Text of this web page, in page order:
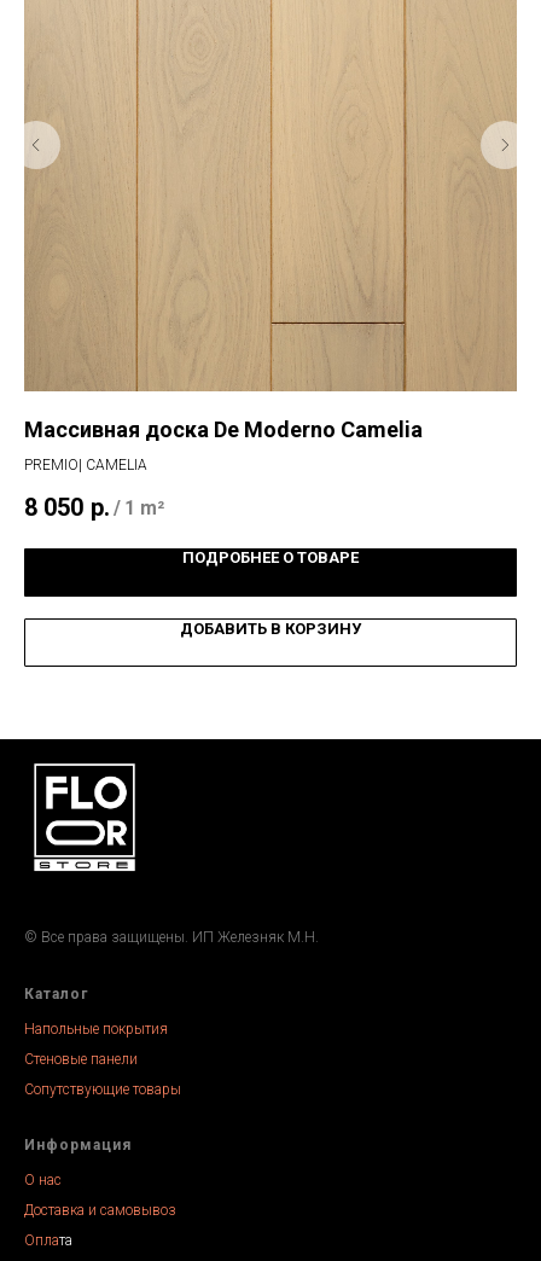
Массивная доска De Moderno Camelia
PREMIO| CAMELIA
8 050 р. / 1 m²
ПОДРОБНЕЕ О ТОВАРЕ
ДОБАВИТЬ В КОРЗИНУ
© Все права защищены. ИП Железняк М.Н.
Каталог
Напольные покрытия
Стеновые панели
Сопутствующие товары
Информация
О нас
Доставка и самовывоз
Оплата